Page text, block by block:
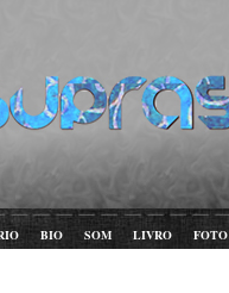
BIO SOM LIVRO FOTO